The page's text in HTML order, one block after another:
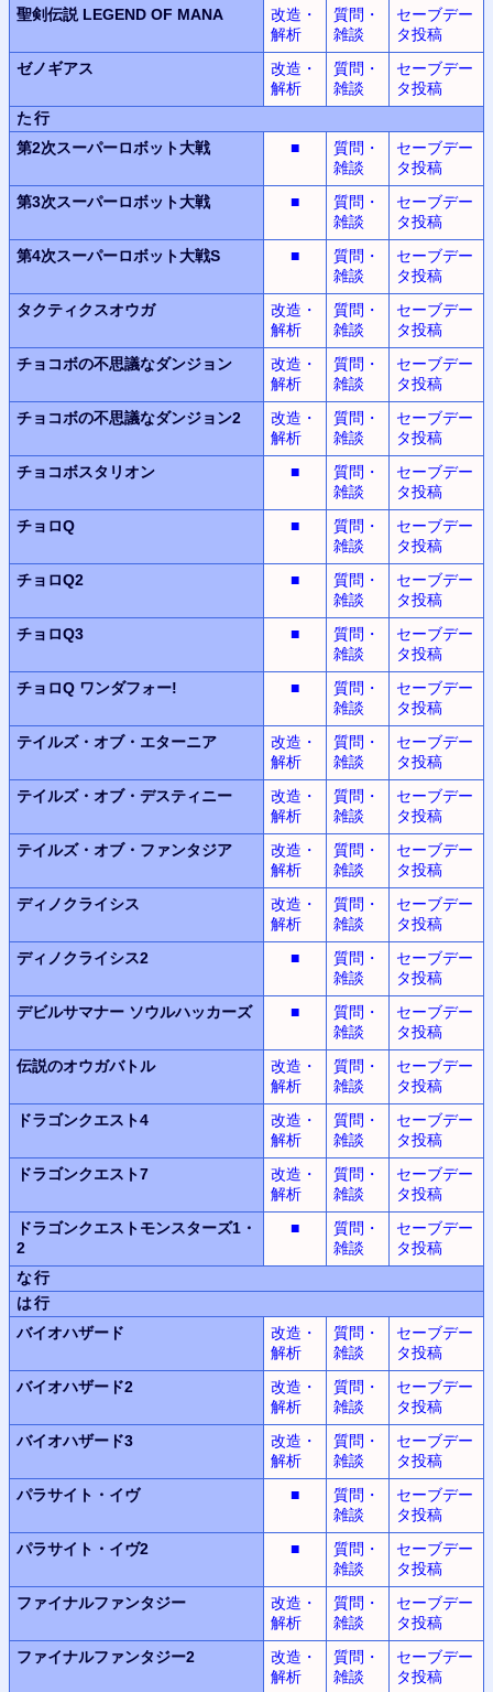
聖剣伝説 LEGEND OF MANA
改造・
解析
質問・
雑談
セーブデー
タ投稿
ゼノギアス
改造・
解析
質問・
雑談
セーブデー
タ投稿
た行
第2次スーパーロボット大戦 ■
質問・
雑談
セーブデー
タ投稿
第3次スーパーロボット大戦 ■
質問・
雑談
セーブデー
タ投稿
第4次スーパーロボット大戦S
■
質問・
雑談
セーブデー
タ投稿
タクティクスオウガ
改造・
解析
質問・
雑談
セーブデー
タ投稿
チョコボの不思議なダンジョン
改造・
解析
質問・
雑談
セーブデー
タ投稿
チョコボの不思議なダンジョン2
改造・
解析
質問・
雑談
セーブデー
タ投稿
チョコボスタリオン
■
質問・
雑談
セーブデー
タ投稿
チョロQ
■
質問・
雑談
セーブデー
タ投稿
チョロQ2
■
質問・
雑談
セーブデー
タ投稿
チョロQ3
■
質問・
雑談
セーブデー
タ投稿
チョロQ ワンダフォー! ■
質問・
雑談
セーブデー
タ投稿
テイルズ・オブ・エターニア
改造・
解析
質問・
雑談
セーブデー
タ投稿
テイルズ・オブ・デスティニー
改造・
解析
質問・
雑談
セーブデー
タ投稿
テイルズ・オブ・ファンタジア
改造・
解析
質問・
雑談
セーブデー
タ投稿
ディノクライシス
改造・
解析
質問・
雑談
セーブデー
タ投稿
ディノクライシス2
■
質問・
雑談
セーブデー
タ投稿
デビルサマナー ソウルハッカーズ ■
質問・
雑談
セーブデー
タ投稿
伝説のオウガバトル
改造・
解析
質問・
雑談
セーブデー
タ投稿
ドラゴンクエスト4
改造・
解析
質問・
雑談
セーブデー
タ投稿
ドラゴンクエスト7
改造・
解析
質問・
雑談
セーブデー
タ投稿
ドラゴンクエストモンスターズ1・
2
■
質問・
雑談
セーブデー
タ投稿
な行
は行
バイオハザード
改造・
解析
質問・
雑談
セーブデー
タ投稿
バイオハザード2
改造・
解析
質問・
雑談
セーブデー
タ投稿
バイオハザード3
改造・
解析
質問・
雑談
セーブデー
タ投稿
パラサイト・イヴ
■
質問・
雑談
セーブデー
タ投稿
パラサイト・イヴ2
■
質問・
雑談
セーブデー
タ投稿
ファイナルファンタジー
改造・
解析
質問・
雑談
セーブデー
タ投稿
ファイナルファンタジー2
改造・
解析
質問・
雑談
セーブデー
タ投稿